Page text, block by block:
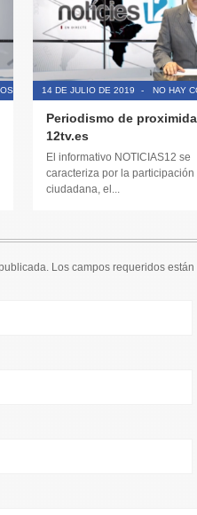
14 DE JULIO DE 2019 - NO HAY
Periodismo de
12tv.es
El informativo NOTICIAS12 se
caracteriza por la participación
ciudadana, el...
Los campos requeridos están